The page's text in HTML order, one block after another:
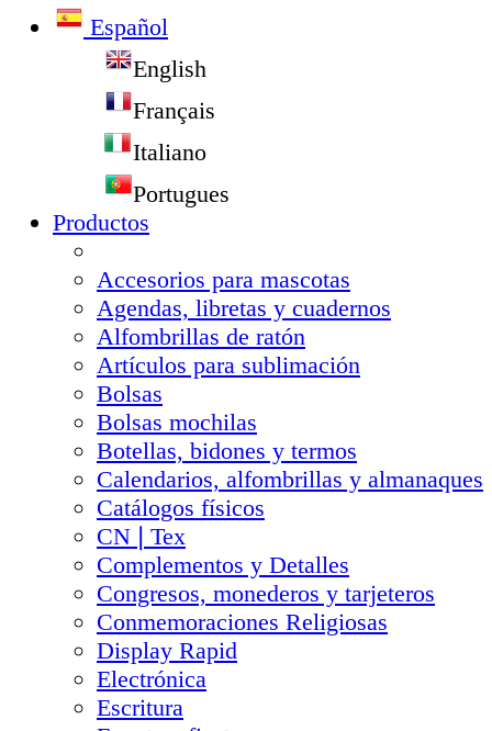
Español
English
Français
Italiano
Portugues
Productos
Accesorios para mascotas
Agendas, libretas y cuadernos
Alfombrillas de ratón
Artículos para sublimación
Bolsas
Bolsas mochilas
Botellas, bidones y termos
Calendarios, alfombrillas y almanaques
Catálogos físicos
CN❘Tex
Complementos y Detalles
Congresos, monederos y tarjeteros
Conmemoraciones Religiosas
Display Rapid
Electrónica
Escritura